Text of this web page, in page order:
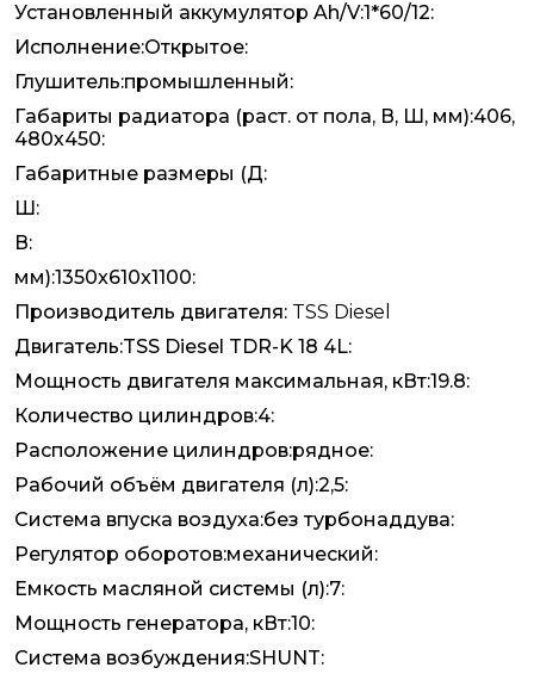
Установленный аккумулятор Ah/V:1*60/12:
Исполнение:Открытое:
Глушитель:промышленный:
Габариты радиатора (раст. от пола, В, Ш, мм):406,
480х450:
Габаритные размеры (Д:
Ш:
В:
мм):1350x610x1100:
Производитель двигателя: TSS Diesel
Двигатель:TSS Diesel TDR-K 18 4L:
Мощность двигателя максимальная, кВт:19.8:
Количество цилиндров:4:
Расположение цилиндров:рядное:
Рабочий объём двигателя (л):2,5:
Система впуска воздуха:без турбонаддува:
Регулятор оборотов:механический:
Емкость масляной системы (л):7:
Мощность генератора, кВт:10:
Система возбуждения:SHUNT: